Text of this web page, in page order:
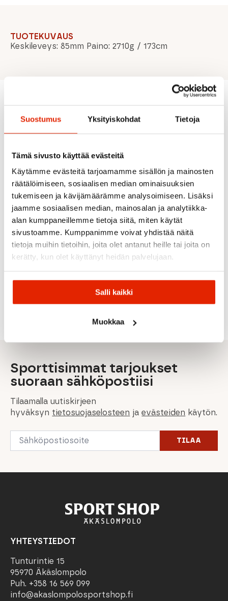
Suostumus Yksityiskohdat Tietoja
Tämä sivusto käyttää evästeitä
Käytämme evästeitä tarjoamamme sisällön ja mainosten
räätälöimiseen, sosiaalisen median ominaisuuksien
tukemiseen ja kävijämäärämme analysoimiseen. Lisäksi
jaamme sosiaalisen median, mainosalan ja analytiikka-
alan kumppaneillemme tietoja siitä, miten käytät
sivustoamme. Kumppanimme voivat yhdistää näitä
tietoja muihin tietoihin, joita olet antanut heille tai joita on
kerätty, kun olet käyttänyt heidän palvelujaan.
Salli kaikki
Muokkaa
TUOTEKUVAUS
Keskileveys: 85mm Paino: 2710g / 173cm
Suositeltua sinulle
Armada
Armada
Arv 84
Salomon
S/Max 4
Sukset +
L80 Side
Line
Alkaen:
359,00€
Alkuperäinen
359,00 €.
299,00€
Nykyinen
299,00 €.
Honey
Badger
Atomic
hinta
hinta
Atomic
Maverick
Jr 100-
Atomic
hinta
hinta
Sporttisimmat tarjoukset
suoraan sähköpostiisi
Tilaamalla uutiskirjeen
hyväksyn tietosuojaselosteen jaevästeiden käytön.
Email
TILAA
YHTEYSTIEDOT
Tunturintie 15
95970 Äkäslompolo
Puh. +358 16 569 099
info@akaslompolosportshop.fi